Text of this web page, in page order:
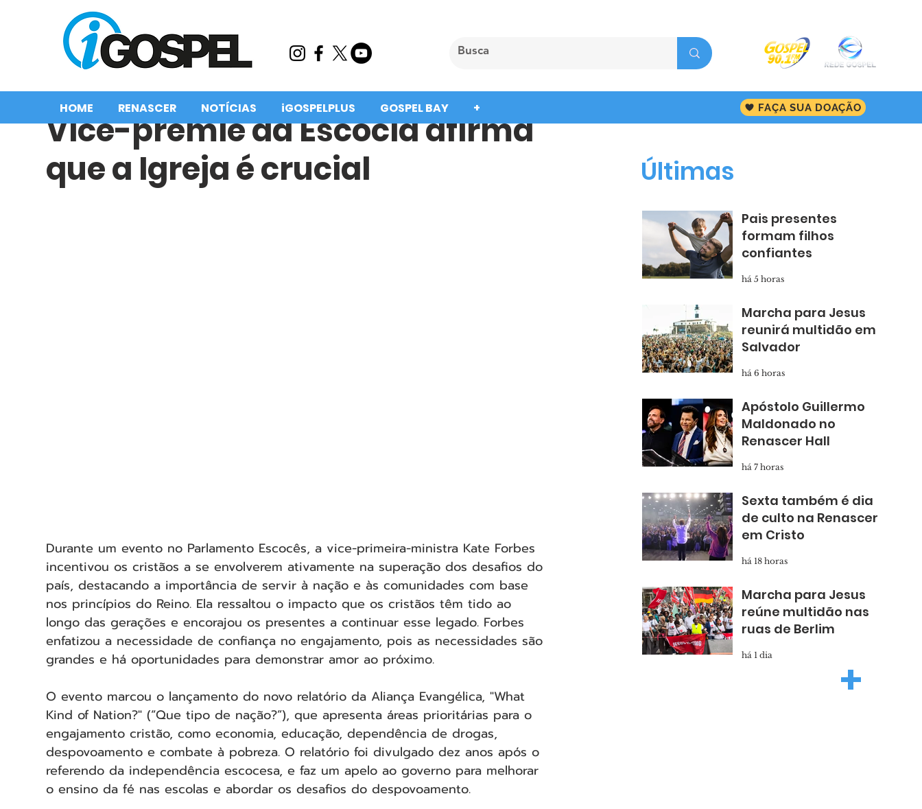
HOME RENASCER NOTÍCIAS iGOSPELPLUS GOSPEL BAY + FAÇA SUA DOAÇÃO
Vice-premiê da Escócia afirma
que a Igreja é crucial
Durante um evento no Parlamento Escocês, a vice-primeira-ministra Kate Forbes
incentivou os cristãos a se envolverem ativamente na superação dos desafios do
país, destacando a importância de servir à nação e às comunidades com base
nos princípios do Reino. Ela ressaltou o impacto que os cristãos têm tido ao
longo das gerações e encorajou os presentes a continuar esse legado. Forbes
enfatizou a necessidade de confiança no engajamento, pois as necessidades são
grandes e há oportunidades para demonstrar amor ao próximo.
O evento marcou o lançamento do novo relatório da Aliança Evangélica, "What
Kind of Nation?" (“Que tipo de nação?”), que apresenta áreas prioritárias para o
engajamento cristão, como economia, educação, dependência de drogas,
despovoamento e combate à pobreza. O relatório foi divulgado dez anos após o
referendo da independência escocesa, e faz um apelo ao governo para melhorar
o ensino da fé nas escolas e abordar os desafios do despovoamento.
Pais presentes
formam filhos
confiantes
há 5 horas
Marcha para Jesus
reunirá multidão em
Salvador
há 6 horas
Apóstolo Guillermo
Maldonado no
Renascer Hall
há 7 horas
Sexta também é dia
de culto na Renascer
em Cristo
há 18 horas
Marcha para Jesus
reúne multidão nas
ruas de Berlim
há 1 dia
Últimas
+